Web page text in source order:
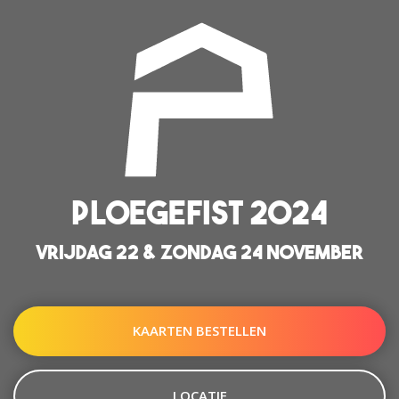
PLOEGEFIST 2024
VRIJDAG 22 & ZONDAG 24 NOVEMBER
KAARTEN BESTELLEN
LOCATIE